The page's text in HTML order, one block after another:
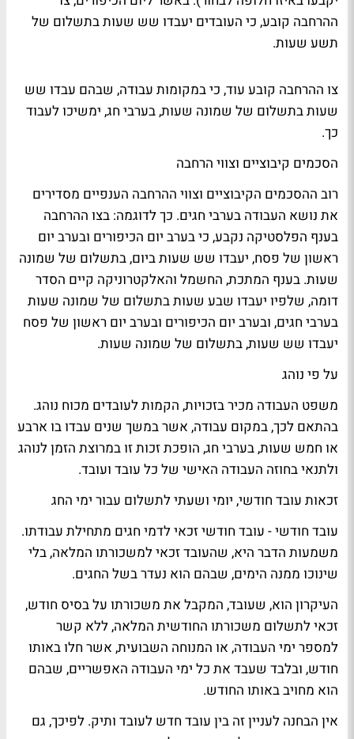
ההרחבה קובע, כי העובדים יעבדו שש שעות בתשלום של
תשע שעות.
צו ההרחבה קובע עוד, כי במקומות עבודה, שבהם עבדו שש
שעות בתשלום של שמונה שעות, בערבי חג, ימשיכו לעבוד
כך.
הסכמים קיבוציים וצווי הרחבה
רוב ההסכמים הקיבוציים וצווי ההרחבה הענפיים מסדירים
את נושא העבודה בערבי חגים. כך לדוגמה: בצו ההרחבה
בענף הפלסטיקה נקבע, כי בערב יום הכיפורים ובערב יום
ראשון של פסח, יעבדו שש שעות ביום, בתשלום של שמונה
שעות. בענף המתכת, החשמל והאלקטרוניקה קיים הסדר
דומה, שלפיו יעבדו שבע שעות בתשלום של שמונה שעות
בערבי חגים, ובערב יום הכיפורים ובערב יום ראשון של פסח
יעבדו שש שעות, בתשלום של שמונה שעות.
על פי נוהג
משפט העבודה מכיר בזכויות, הקמות לעובדים מכוח נוהג.
בהתאם לכך, במקום עבודה, אשר במשך שנים עבדו בו ארבע
או חמש שעות, בערבי חג, הופכת זכות זו במרוצת הזמן לנוהג
ולתנאי בחוזה העבודה האישי של כל עובד ועובד.
זכאות עובד חודשי, יומי ושעתי לתשלום עבור ימי החג
עובד חודשי - עובד חודשי זכאי לדמי חגים מתחילת עבודתו.
משמעות הדבר היא, שהעובד זכאי למשכורתו המלאה, בלי
שינוכו ממנה הימים, שבהם הוא נעדר בשל החגים.
העיקרון הוא, שעובד, המקבל את משכורתו על בסיס חודש,
זכאי לתשלום משכורתו החודשית המלאה, ללא קשר
למספר ימי העבודה, או המנוחה השבועית, אשר חלו באותו
חודש, ובלבד שעבד את כל ימי העבודה האפשריים, שבהם
הוא מחויב באותו החודש.
אין הבחנה לעניין זה בין עובד חדש לעובד ותיק. לפיכך, גם